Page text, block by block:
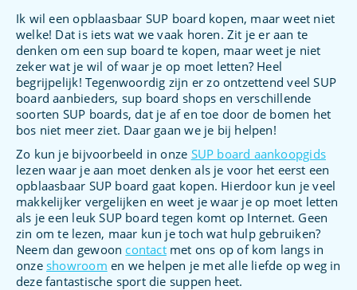
Ik wil een opblaasbaar SUP board kopen, maar weet niet
welke! Dat is iets wat we vaak horen. Zit je er aan te
denken om een sup board te kopen, maar weet je niet
zeker wat je wil of waar je op moet letten? Heel
begrijpelijk! Tegenwoordig zijn er zo ontzettend veel SUP
board aanbieders, sup board shops en verschillende
soorten SUP boards, dat je af en toe door de bomen het
bos niet meer ziet. Daar gaan we je bij helpen!
Zo kun je bijvoorbeeld in onze SUP board aankoopgids
lezen waar je aan moet denken als je voor het eerst een
opblaasbaar SUP board gaat kopen. Hierdoor kun je veel
makkelijker vergelijken en weet je waar je op moet letten
als je een leuk SUP board tegen komt op Internet. Geen
zin om te lezen, maar kun je toch wat hulp gebruiken?
Neem dan gewoon contactmet ons op of kom langs in
onze showroom en we helpen je met alle liefde op weg in
deze fantastische sport die suppen heet.